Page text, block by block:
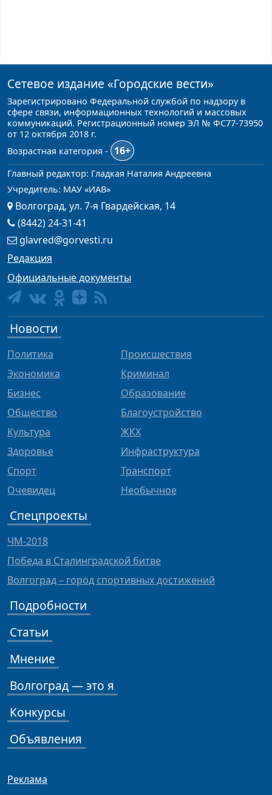
Сетевое издание «Городские вести»
Зарегистрировано Федеральной службой по надзору в
сфере связи, информационных технологий и массовых
коммуникаций. Регистрационный номер ЭЛ № ФС77-73950
от 12 октября 2018 г.
Возрастная категория -
16+
Главный редактор: Гладкая Наталия Андреевна
Учредитель: МАУ «ИАВ»
Волгоград, ул. 7-я Гвардейская, 14
(8442) 24-31-41
glavred@gorvesti.ru
Редакция
Официальные документы
Новости
Политика
Экономика
Бизнес
Общество
Культура
Здоровье
Спорт
Очевидец
Происшествия
Криминал
Образование
Благоустройство
ЖКХ
Инфраструктура
Транспорт
Необычное
Спецпроекты
ЧМ-2018
Победа в Сталинградской битве
Волгоград – город спортивных достижений
Подробности
Статьи
Мнение
Волгоград — это я
Конкурсы
Объявления
Реклама